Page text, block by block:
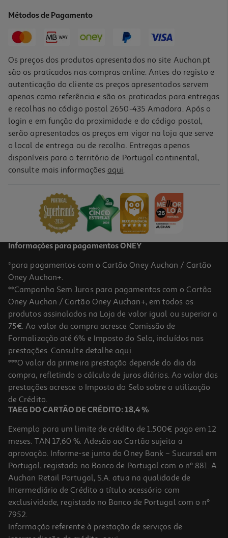
Métodos de Pagamento
Os preços dos produtos apresentados no site Auchan.pt
são os praticados nas compras online. Antes do registo e
autenticação do cliente os preços apresentados servem
apenas como referência e são os praticados para entregas
e recolhas no código postal 2650-435 Amadora. Após o
login e em função da proximidade e do código postal,
serão apresentados os preços em vigor na loja que serve
o local de entrega ou de recolha. Entregas apenas
disponíveis para o território de Portugal continental,
consulte mais informações aqui.
Informações para pagamentos ONEY
*para pagamentos com o Cartão Oney Auchan / Cartão
Oney Auchan+.
**Campanha Sem Juros para pagamentos com o Cartão
Oney Auchan / Cartão Oney Auchan+, em todos os
produtos assinalados na Loja de valor igual ou superior a
75€. Ao valor da compra acresce Comissão de
Formalização até 6% e Imposto do Selo, incluídos nas
prestações. Consulte detalhe aqui.
***O valor da primeira prestação depende do dia da
compra, refletindo o cálculo de juros diários. Ao valor das
prestações acresce o Imposto do Selo sobre a utilização
de Crédito.
TAEG DO CARTÃO DE CRÉDITO: 18,4 %
Exemplo para um limite de crédito de 1.500€ pago em 12
meses. TAN 17,60 %. Adesão ao Cartão sujeita a
aprovação. Informe-se junto do Oney Bank – Sucursal em
Portugal, registado no Banco de Portugal com o nº 881. A
Auchan Retail Portugal, S.A. atua na qualidade de
Intermediário de Crédito a título acessório com
exclusividade, registado no Banco de Portugal com o nº
7952.
Informação referente à prestação de serviços de